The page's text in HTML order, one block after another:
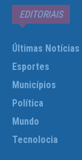
EDITORIAIS
Últimas Notícias
Esportes
Municípios
Política
Mundo
Tecnolocia